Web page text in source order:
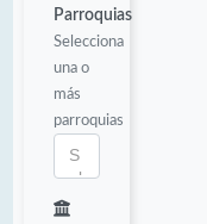
Parroquias
Selecciona
una o
más
parroquias